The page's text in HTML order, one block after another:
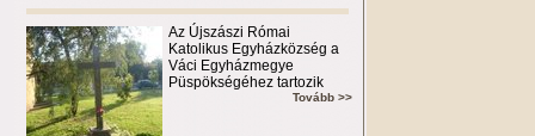
Az Újszászi Római
Katolikus Egyházközség a
Váci Egyházmegye
Püspökségéhez tartozik
Tovább >>